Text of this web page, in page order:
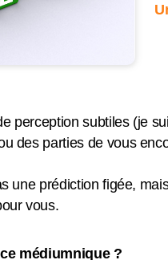
perception subtiles (je
des parties de vous
une prédiction figée,
vous.
médiumnique ?